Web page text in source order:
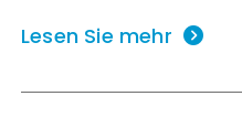
Lesen Sie mehr